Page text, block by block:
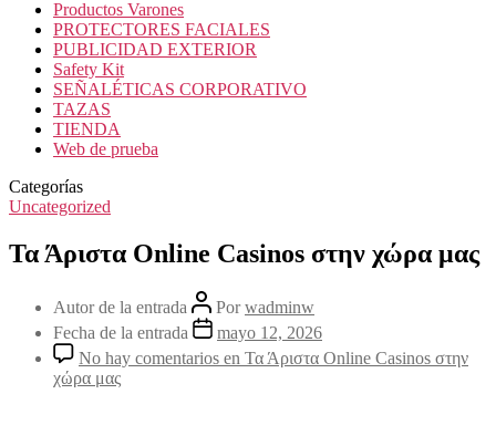
Productos Varones
PROTECTORES FACIALES
PUBLICIDAD EXTERIOR
Safety Kit
SEÑALÉTICAS CORPORATIVO
TAZAS
TIENDA
Web de prueba
Categorías
Uncategorized
Τα Άριστα Online Casinos στην χώρα μας
Autor de la entrada Porwadminw
Fecha de la entrada
mayo 12, 2026
No hay comentarios en Τα Άριστα Online Casinos στην
χώρα μας